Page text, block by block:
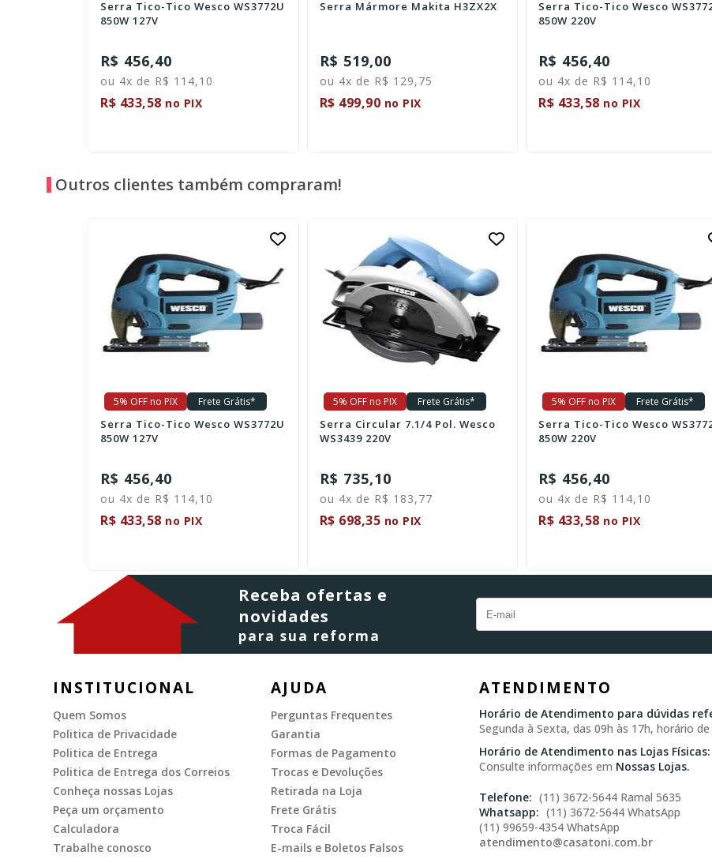
Serra Tico-Tico Wesco WS3772U
850W 127V
R$ 456,40
ou 4x de R$ 114,10
R$ 433,58 no PIX
Serra Mármore Makita H3ZX2X
R$ 519,00
ou 4x de R$ 129,75
R$ 499,90 no PIX
Serra Tico-Tico Wesco
850W 220V
R$ 456,40
ou 4x de R$ 114,10
R$ 433,58 no PIX
Outros clientes também compraram!
5% OFF no PIX Frete Grátis*
Serra Tico-Tico Wesco WS3772U
850W 127V
R$ 456,40
ou 4x de R$ 114,10
R$ 433,58 no PIX
5% OFF no PIX Frete Grátis*
Serra Circular 7.1/4 Pol. Wesco
WS3439 220V
R$ 735,10
ou 4x de R$ 183,77
R$ 698,35 no PIX
5% OFF no PIX Frete Grátis*
Serra Tico-Tico Wesco
850W 220V
R$ 456,40
ou 4x de R$ 114,10
R$ 433,58 no PIX
Receba ofertas e
novidades
para sua reforma
INSTITUCIONAL
Quem Somos
Politica de Privacidade
Politica de Entrega
Politica de Entrega dos Correios
Conheça nossas Lojas
Peça um orçamento
Calculadora
Trabalhe conosco
AJUDA
Perguntas Frequentes
Garantia
Formas de Pagamento
Trocas e Devoluções
Retirada na Loja
Frete Grátis
Troca Fácil
E-mails e Boletos Falsos
ATENDIMENTO
Horário de Atendimento para dúvidas
Segunda à Sexta, das 09h às 17h, horário de
Horário de Atendimento nas Lojas Físicas:
Consulte informações em Nossas Lojas.
(11) 3672-5644 Ramal 5635
(11) 3672-5644 WhatsApp
(11) 99659-4354 WhatsApp
atendimento@casatoni.com.br